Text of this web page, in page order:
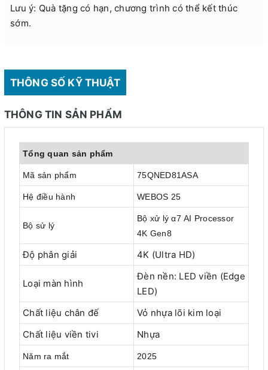
Lưu ý: Quà tặng có hạn, chương trình có thể kết thúc
sớm.
THÔNG SỐ KỸ THUẬT
THÔNG TIN SẢN PHẨM
Tổng quan sản phẩm
Mã sản phẩm 75QNED81ASA
Hệ điều hành WEBOS 25
Bộ sử lý
Bộ xử lý α7 AI Processor
4K Gen8
Độ phân giải 4K (Ultra HD)
Loại màn hình
Đèn nền: LED viền (Edge
LED)
Chất liệu chân đế
Vỏ nhựa lõi kim loại
Chất liệu viền tivi
Nhựa
Năm ra mắt 2025